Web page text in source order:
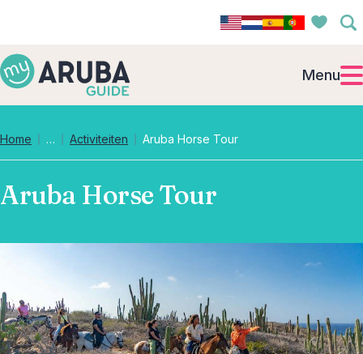
Menu
Home … Collapsed breadcrumb levels
Activiteiten Aruba Horse Tour
Aruba Horse Tour